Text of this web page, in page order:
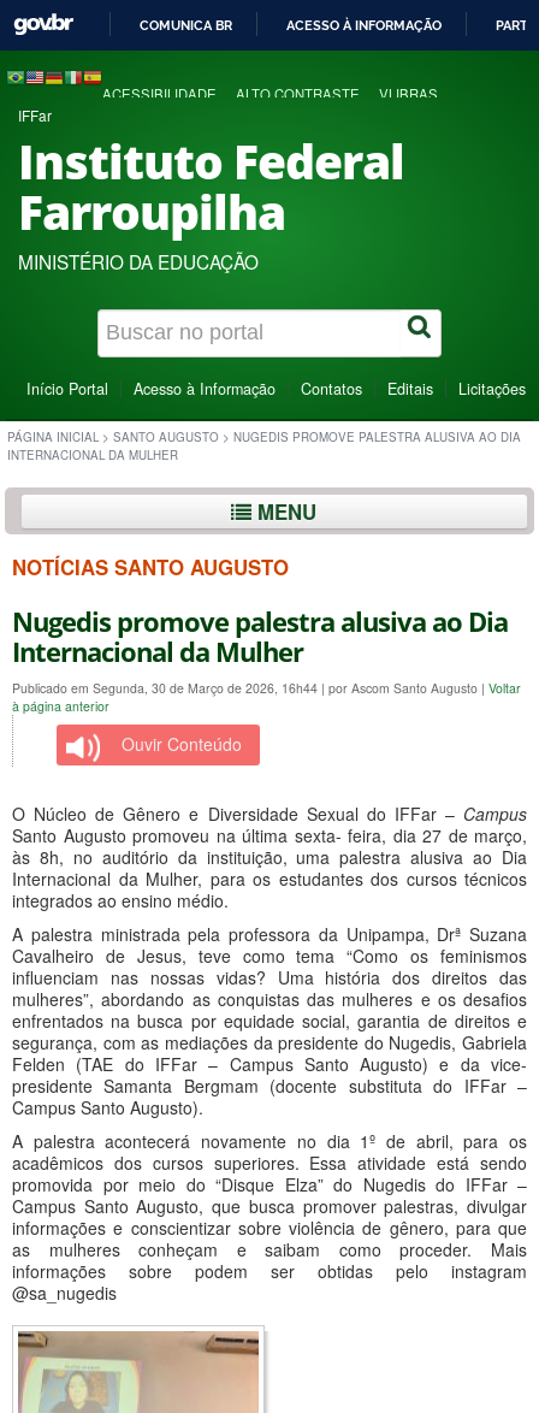
COMUNICA BR ACESSO À INFORMAÇÃO
ACESSIBILIDADE ALTO CONTRASTE VLIBRAS
IFFar
Instituto Federal
Farroupilha
MINISTÉRIO DA EDUCAÇÃO
Início Portal Acesso à Informação Contatos Editais Licitações
PÁGINA INICIAL > SANTO AUGUSTO > NUGEDIS PROMOVE PALESTRA ALUSIVA AO DIA
INTERNACIONAL DA MULHER
MENU
NOTÍCIAS SANTO AUGUSTO
Nugedis promove palestra alusiva ao Dia
Internacional da Mulher
Publicado em Segunda, 30 de Março de 2026, 16h44 | por Ascom Santo Augusto | Voltar
à página anterior
Ouvir Conteúdo
O Núcleo de Gênero e Diversidade Sexual do IFFar – Campus
Santo Augusto promoveu na última sexta- feira, dia 27 de março,
às 8h, no auditório da instituição, uma palestra alusiva ao Dia
Internacional da Mulher, para os estudantes dos cursos técnicos
integrados ao ensino médio.
A palestra ministrada pela professora da Unipampa, Drª Suzana
Cavalheiro de Jesus, teve como tema “Como os feminismos
influenciam nas nossas vidas? Uma história dos direitos das
mulheres”, abordando as conquistas das mulheres e os desafios
enfrentados na busca por equidade social, garantia de direitos e
segurança, com as mediações da presidente do Nugedis, Gabriela
Felden (TAE do IFFar – Campus Santo Augusto) e da vice-
presidente Samanta Bergmam (docente substituta do IFFar –
Campus Santo Augusto).
A palestra acontecerá novamente no dia 1º de abril, para os
acadêmicos dos cursos superiores. Essa atividade está sendo
promovida por meio do “Disque Elza” do Nugedis do IFFar –
Campus Santo Augusto, que busca promover palestras, divulgar
informações e conscientizar sobre violência de gênero, para que
as mulheres conheçam e saibam como proceder. Mais
informações sobre podem ser obtidas pelo instagram
@sa_nugedis